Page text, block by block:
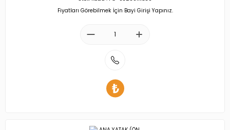
Fiyatları Görebilmek İçin Bayi Girişi Yapınız.